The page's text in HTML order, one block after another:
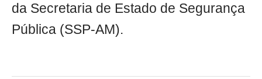
da Secretaria de Estado de Segurança
Pública (SSP-AM).